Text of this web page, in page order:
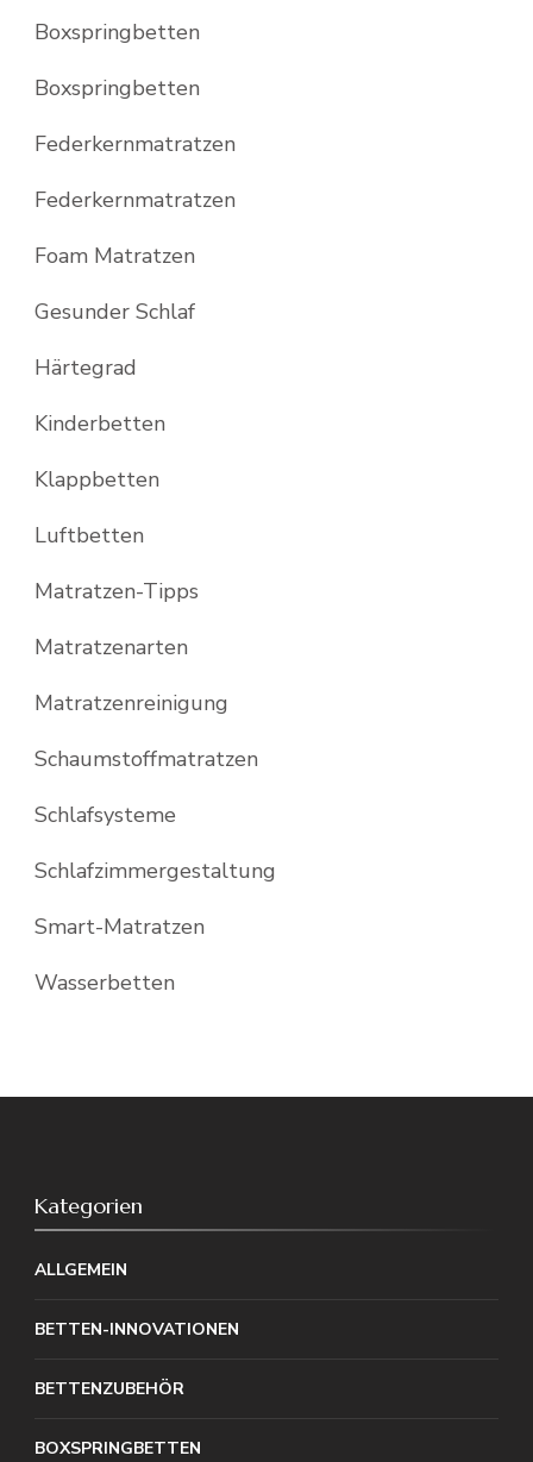
Boxspringbetten
Boxspringbetten
Federkernmatratzen
Federkernmatratzen
Foam Matratzen
Gesunder Schlaf
Härtegrad
Kinderbetten
Klappbetten
Luftbetten
Matratzen-Tipps
Matratzenarten
Matratzenreinigung
Schaumstoffmatratzen
Schlafsysteme
Schlafzimmergestaltung
Smart-Matratzen
Wasserbetten
Kategorien
ALLGEMEIN
BETTEN-INNOVATIONEN
BETTENZUBEHÖR
BOXSPRINGBETTEN